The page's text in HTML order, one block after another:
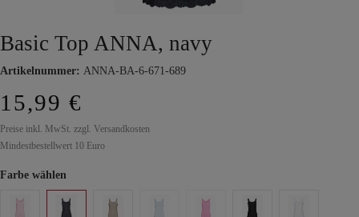
Basic Top ANNA, navy
Artikelnummer: ANNA-BA-6-671-689
15,99 €
Preise inkl. MwSt. zzgl. Versandkosten
Mindestbestellwert 10 Euro
Farbe wählen